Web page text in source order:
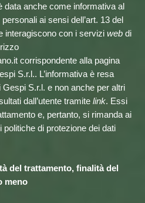
data anche come informativa al
ai sensi dell’art. 13 del
interagiscono con i servizi web di
corrispondente alla pagina
S.r.l.. L’informativa è resa
S.r.l. e non anche per altri
dall’utente tramite link. Essi
e, pertanto, si rimanda ai
di protezione dei dati
del trattamento, finalità del
meno